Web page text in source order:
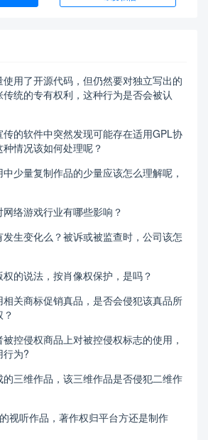
用了开源代码，但仍然要对独立写出的
统的专有权利，这种行为是否会被认
的软件中突然发现可能存在适用GPL协
情况该如何处理呢？
少量复制作品的少量应该怎么理解呢，
络游戏行业有哪些影响？
生变化么？被诉或被监查时，公司该怎
的说法，按肖像权保护，是吗？
关商标促销真品，是否会侵犯该真品所
控侵权商品上对被控侵权标志的使用，
行为?
三维作品，该三维作品是否侵犯二维作
视听作品，著作权归平台方还是制作